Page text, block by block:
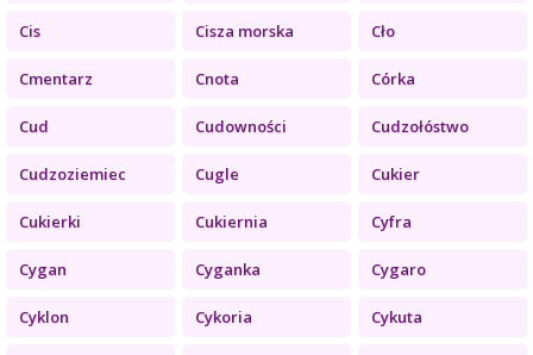
Cis Cisza morska Cło
Cmentarz Cnota Córka
Cud Cudowności Cudzołóstwo
Cudzoziemiec Cugle Cukier
Cukierki Cukiernia Cyfra
Cygan Cyganka Cygaro
Cyklon Cykoria Cykuta